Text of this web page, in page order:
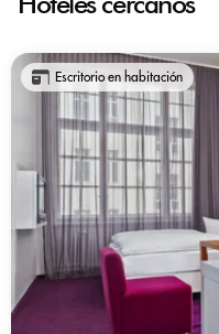
Escritorio en habitación